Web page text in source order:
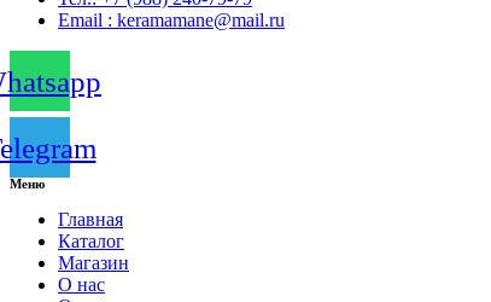
Email : keramamane@mail.ru
Меню
Главная
Каталог
Магазин
О нас